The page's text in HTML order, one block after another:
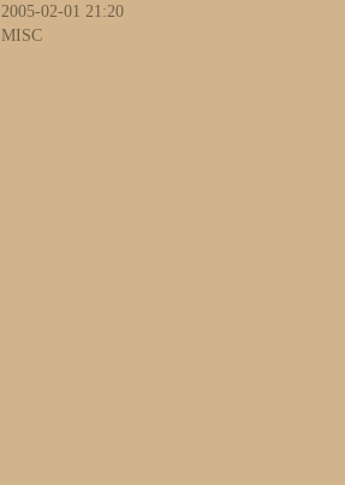
2005-02-01 21:20
MISC